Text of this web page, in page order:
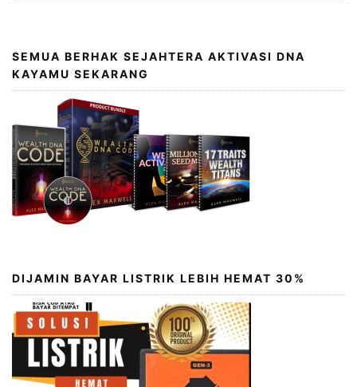
SEMUA BERHAK SEJAHTERA AKTIVASI DNA
KAYAMU SEKARANG
DIJAMIN BAYAR LISTRIK LEBIH HEMAT 30%